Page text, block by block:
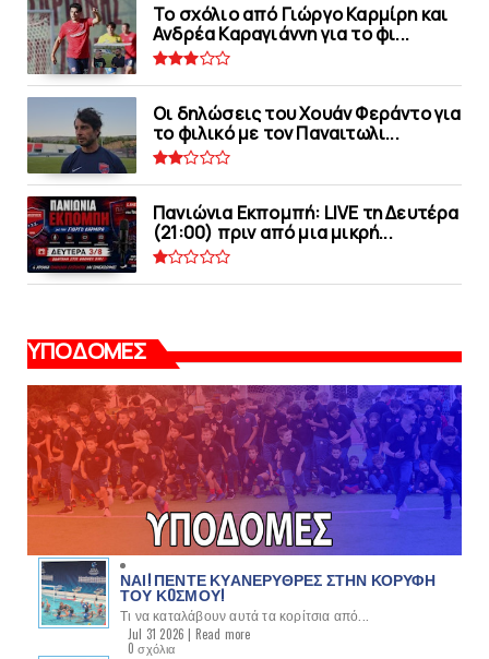
Το σχόλιο από Γιώργο Καρμίρη και
Ανδρέα Καραγιάννη για το φι...
Οι δηλώσεις του Χουάν Φεράντο για
το φιλικό με τoν Παναιτωλι...
Πανιώνια Εκπομπή: LIVE τη Δευτέρα
(21:00) πριν από μια μικρή...
ΥΠΟΔΟΜΕΣ
ΝΑΙ! ΠΕΝΤΕ ΚΥΑΝΕΡΥΘΡΕΣ ΣΤΗΝ ΚΟΡΥΦΗ
ΤΟΥ ΚOΣΜΟΥ!
Τι να καταλάβουν αυτά τα κορίτσια από...
Jul 31 2026 | Read more
0 σχόλια